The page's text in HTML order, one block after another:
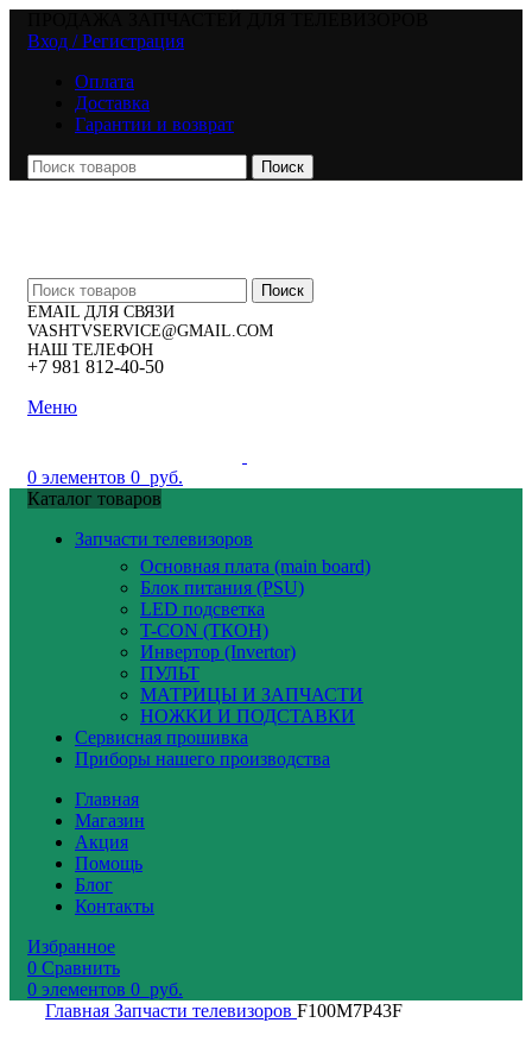
Вход / Регистрация
Оплата
Доставка
Гарантии и возврат
Поиск
Поиск
EMAIL ДЛЯ СВЯЗИ
VASHTVSERVICE@GMAIL.COM
НАШ ТЕЛЕФОН
+7 981 812-40-50
Меню
0 элементов 0 руб.
Каталог товаров
Запчасти телевизоров
Основная плата (main board)
Блок питания (PSU)
LED подсветка
T-CON (ТКОН)
Инвертор (Invertor)
ПУЛЬТ
МАТРИЦЫ И ЗАПЧАСТИ
НОЖКИ И ПОДСТАВКИ
Сервисная прошивка
Приборы нашего производства
Главная
Магазин
Акция
Помощь
Блог
Контакты
Избранное
0 Сравнить
0 элементов 0 руб.
Главная Запчасти телевизоров F100M7P43F